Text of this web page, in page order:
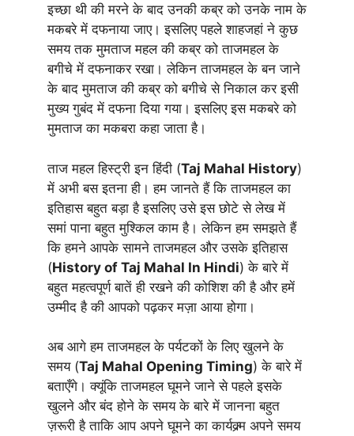
इच्छा थी की मरने के बाद उनकी कब्र को उनके नाम के
मकबरे में दफनाया जाए। इसलिए पहले शाहजहां ने कुछ
समय तक मुमताज महल की कब्र को ताजमहल के
बगीचे में दफनाकर रखा। लेकिन ताजमहल के बन जाने
के बाद मुमताज की कब्र को बगीचे से निकाल कर इसी
मुख्य गुबंद में दफना दिया गया। इसलिए इस मकबरे को
मुमताज का मकबरा कहा जाता है।
ताज महल हिस्ट्री इन हिंदी (Taj Mahal History)
में अभी बस इतना ही। हम जानते हैं कि ताजमहल का
इतिहास बहुत बड़ा है इसलिए उसे इस छोटे से लेख में
समां पाना बहुत मुश्किल काम है। लेकिन हम समझते हैं
कि हमने आपके सामने ताजमहल और उसके इतिहास
(History of Taj Mahal In Hindi) के बारे में
बहुत महत्वपूर्ण बातें ही रखने की कोशिश की है और हमें
उम्मीद है की आपको पढ़कर मज़ा आया होगा।
अब आगे हम ताजमहल के पर्यटकों के लिए खुलने के
समय (Taj Mahal Opening Timing) के बारे में
बताएँगे। क्यूंकि ताजमहल घूमने जाने से पहले इसके
खुलने और बंद होने के समय के बारे में जानना बहुत
ज़रूरी है ताकि आप अपने घूमने का कार्यक्र्म अपने समय